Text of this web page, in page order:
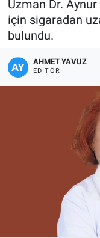
Uzman Dr.
için sigaradan
bulundu.
AHMET YAVUZ
EDITÖR